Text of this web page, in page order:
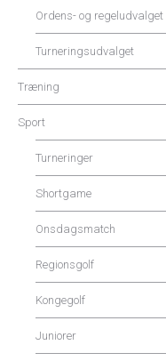
Ordens- og regeludvalget
Turneringsudvalget
Træning
Sport
Turneringer
Shortgame
Onsdagsmatch
Regionsgolf
Kongegolf
Juniorer